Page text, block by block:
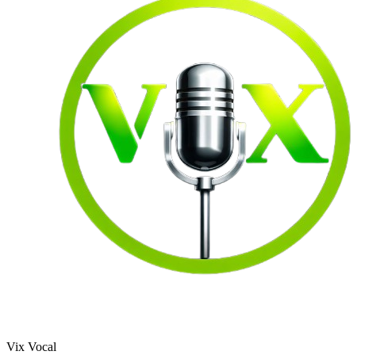
Vix Vocal